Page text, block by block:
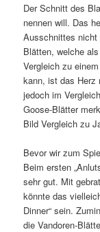
Der Schnitt des
nennen will. Das
Ausschnittes
Blätten, welche
Vergleich zu
kann, ist das Herz
jedoch im
Goose-Blätter
Bild Vergleich zu
Bevor wir zum
Beim ersten
sehr gut. Mit
könnte das
Dinner“ sein.
die Vandoren-